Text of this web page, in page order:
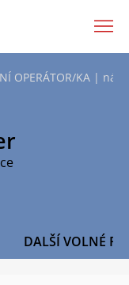
OPERÁTOR/KA |
DALŠÍ VOLNÉ